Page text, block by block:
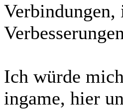
Ich würde
ingame, hier